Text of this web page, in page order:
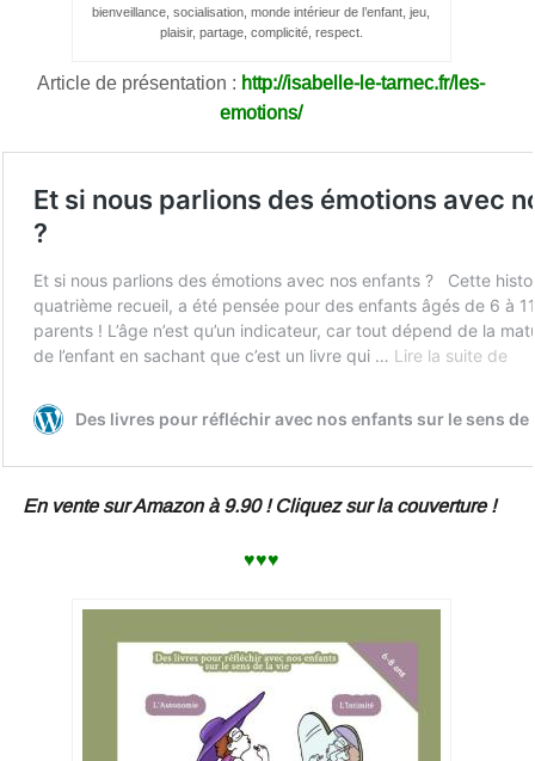
bienveillance, socialisation, monde intérieur de l’enfant, jeu,
plaisir, partage, complicité, respect.
Article de présentation : http://isabelle-le-tarnec.fr/les-
emotions/
En vente sur Amazon à 9.90 ! Cliquez sur la couverture !
♥♥♥